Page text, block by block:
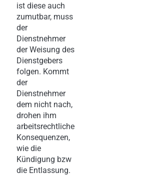
ist diese auch
zumutbar, muss
der
Dienstnehmer
der Weisung des
Dienstgebers
folgen. Kommt
der
Dienstnehmer
dem nicht nach,
drohen ihm
arbeitsrechtliche
Konsequenzen,
wie die
Kündigung bzw
die Entlassung.